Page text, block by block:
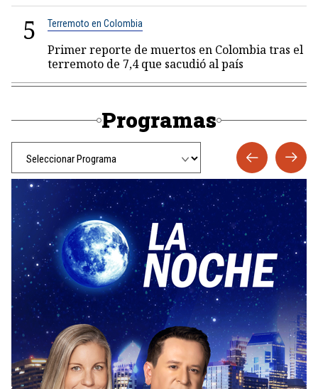
5 Terremoto en Colombia
Primer reporte de muertos en Colombia tras el
terremoto de 7,4 que sacudió al país
Programas